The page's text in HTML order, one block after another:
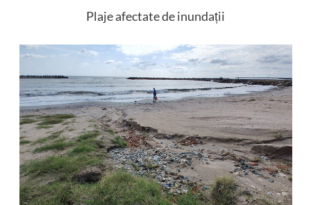
Plaje afectate de inundații